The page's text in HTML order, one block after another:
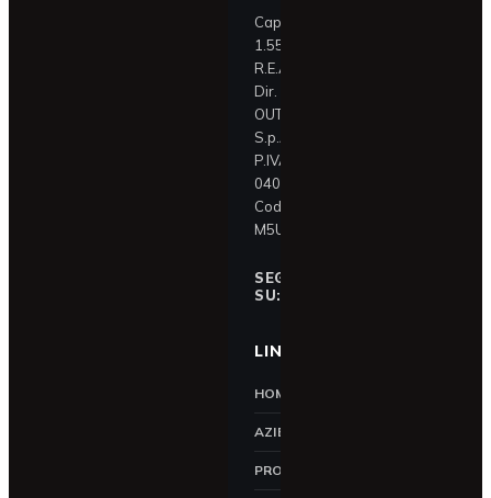
Cap. Soc. €
1.550.000,00
R.E.A. FO 329195
Dir. e contr. IN &
OUT Holding
S.p.A.
P.IVA
04087390409
Codice SDI:
M5UXCR1
SEGUICI
SU:
LINK UTILI
HOME
AZIENDA
PRODOTTI